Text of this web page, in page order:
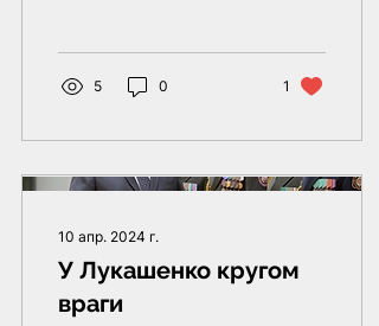
5 0 1
10 апр. 2024 г.
У Лукашенко кругом
враги